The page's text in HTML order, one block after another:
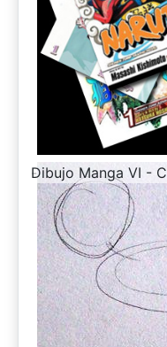
-
Dibujo Manga VI -